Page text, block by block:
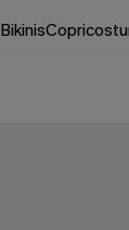
Bikinis